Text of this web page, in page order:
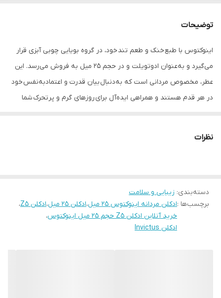
توضیحات
اینوکتوس با طبع خنک و طعم تند خود، در گروه بویایی چوبی آبزی قرار
می‌گیرد و به‌عنوان ادوتویلت و در حجم ۲۵ میل به فروش می‌رسد. این
عطر، مخصوص مردانی است که به‌دنبال بیان قدرت و اعتمادبه‌نفس خود
در هر قدم هستند و همراهی ایده‌آل برای روزهای گرم و پرتحرک شما
می‌شود و شور و شیرینی آب دریا را به‌دنبال دارد. گویی قطره‌های سرد
دلپذیر، به گوش می‌رسند؛ مانند باغ‌های دورافتاده که در آن‌ها خاطرات
خوبمان را رقم زده‌ایم.
در نهایت نیز پایه‌ای از کهربا، نعناع هندی، خزه درخت بلوط و چوب گایاک،
نظرات
دسته‌بندی: زیبایی و سلامت
برچسب‌ها :ادکلن مردانه اینوکتوس ۲۵ میل ،ادکلن ۲۵ میل ،ادکلن Z5
،
خرید آنلاین ادکلن Z5 حجم ۲۵ میل اینوکتوس
،
ادکلن Invictus